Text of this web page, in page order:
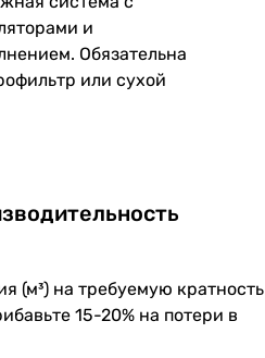
и
Обязательна
или сухой
(м³) на требуемую кратность
15-20% на потери в